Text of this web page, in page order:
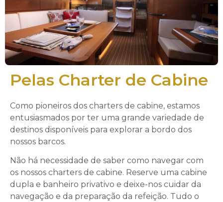
Pelas Charter de Cabine
Como pioneiros dos charters de cabine, estamos
entusiasmados por ter uma grande variedade de
destinos disponíveis para explorar a bordo dos
nossos barcos.
Não há necessidade de saber como navegar com
os nossos charters de cabine. Reserve uma cabine
dupla e banheiro privativo e deixe-nos cuidar da
navegação e da preparação da refeição. Tudo o